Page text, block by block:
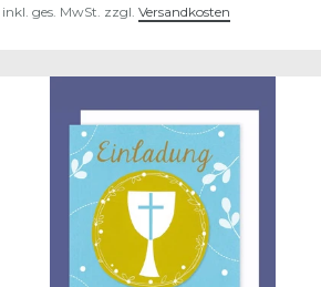
inkl. ges. MwSt. zzgl. Versandkosten